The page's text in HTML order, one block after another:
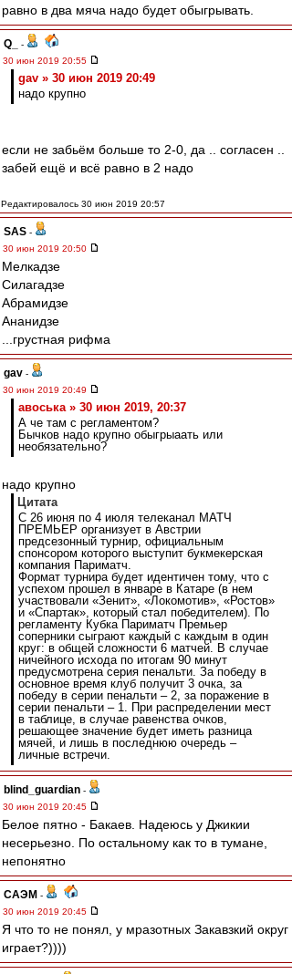
равно в два мяча надо будет обыгрывать.
Q_
-
30 июн 2019 20:55
gav » 30 июн 2019 20:49
надо крупно
если не забьём больше то 2-0, да .. согласен ..
забей ещё и всё равно в 2 надо
Редактировалось 30 июн 2019 20:57
SAS -
30 июн 2019 20:50
Мелкадзе
Силагадзе
Абрамидзе
Ананидзе
...грустная рифма
gav -
30 июн 2019 20:49
авоська » 30 июн 2019, 20:37
А че там с регламентом?
Бычков надо крупно обыгрыаать или
необязательно?
надо крупно
Цитата
С 26 июня по 4 июля телеканал МАТЧ
ПРЕМЬЕР организует в Австрии
предсезонный турнир, официальным
спонсором которого выступит букмекерская
компания Париматч.
Формат турнира будет идентичен тому, что с
успехом прошел в январе в Катаре (в нем
участвовали «Зенит», «Локомотив», «Ростов»
и «Спартак», который стал победителем). По
регламенту Кубка Париматч Премьер
соперники сыграют каждый с каждым в один
круг: в общей сложности 6 матчей. В случае
ничейного исхода по итогам 90 минут
предусмотрена серия пенальти. За победу в
основное время клуб получит 3 очка, за
победу в серии пенальти – 2, за поражение в
серии пенальти – 1. При распределении мест
в таблице, в случае равенства очков,
решающее значение будет иметь разница
мячей, и лишь в последнюю очередь –
личные встречи.
blind_guardian -
30 июн 2019 20:45
Белое пятно - Бакаев. Надеюсь у Джикии
несерьезно. По остальному как то в тумане,
непонятно
САЭМ -
30 июн 2019 20:45
Я что то не понял, у мразотных Закавзкий округ
играет?))))